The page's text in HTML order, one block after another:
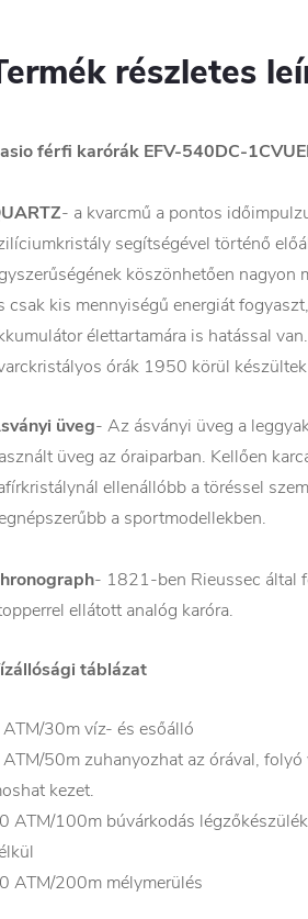
részletes
férfi karórák EFV-540DC-
- a kvarcmű a pontos
segítségével történő
köszönhetően nagyon
csak kis mennyiségű energiát
élettartamára is hatással
órák 1950 körül
üveg- Az ásványi üveg a
üveg az óraiparban. Kellően
ellenállóbb a töréssel
a sportmodellekben.
- 1821-ben Rieussec által
ellátott analóg karóra.
táblázat
30m víz- és esőálló
50m zuhanyozhat az órával, folyó
kezet.
ATM/100m búvárkodás
ATM/200m mélymerülés